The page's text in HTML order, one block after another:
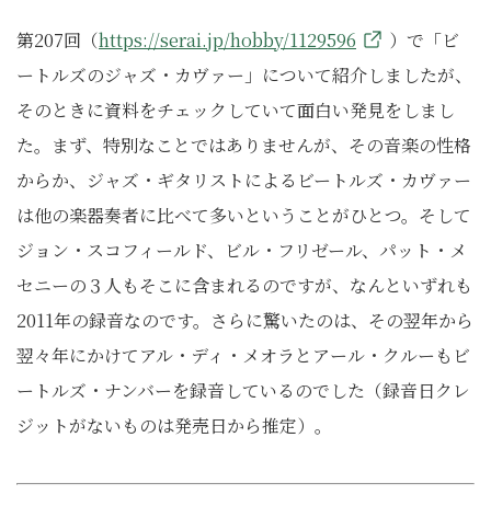
第207回（https://serai.jp/hobby/1129596
）で「ビ
ートルズのジャズ・カヴァー」について紹介しましたが、
そのときに資料をチェックしていて面白い発見をしまし
た。まず、特別なことではありませんが、その音楽の性格
からか、ジャズ・ギタリストによるビートルズ・カヴァー
は他の楽器奏者に比べて多いということがひとつ。そして
ジョン・スコフィールド、ビル・フリゼール、パット・メ
セニーの３人もそこに含まれるのですが、なんといずれも
2011年の録音なのです。さらに驚いたのは、その翌年から
翌々年にかけてアル・ディ・メオラとアール・クルーもビ
ートルズ・ナンバーを録音しているのでした（録音日クレ
ジットがないものは発売日から推定）。